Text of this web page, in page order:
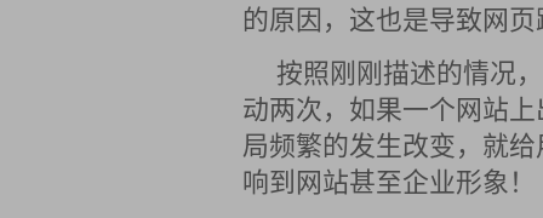
的原因，这也是导致网
按照刚刚描述的情况
动两次，如果一个网站
局频繁的发生改变，就
响到网站甚至企业形象！